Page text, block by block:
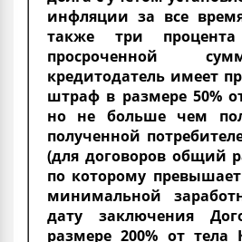
инфляции за все
также три
просроченной
кредитодатель имеет
штраф в размере 50%
но не больше чем
полученной
(для договоров общий
по которому
минимальной
дату заключения
размере 200% от